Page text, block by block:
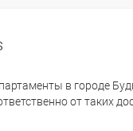
в городе
от таких